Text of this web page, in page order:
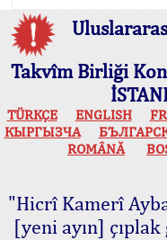
Takvîm Birliği
TÜRKÇE ENGLISH
КЫPГЫЗЧA
ROMÂNĂ
"Hicrî Kamerî
[yeni ayın]